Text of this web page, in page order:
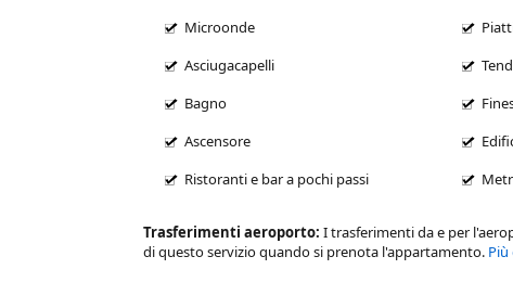
Microonde
Asciugacapelli
Bagno
Ascensore
Ristoranti e bar a pochi passi
Trasferimenti aeroporto: I trasferimenti da e per
di questo servizio quando si prenota l'appartamento.